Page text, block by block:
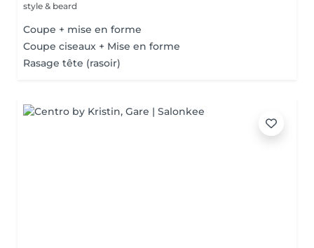
style & beard
Coupe + mise en forme
Coupe ciseaux + Mise en forme
Rasage tête (rasoir)